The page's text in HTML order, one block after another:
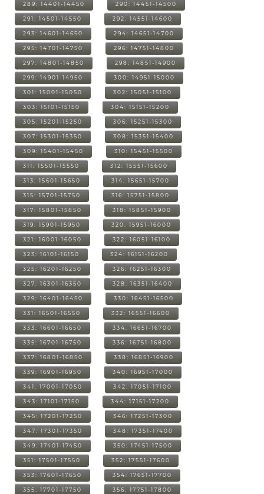
289: 14401-14450 290: 14451-14500
291: 14501-14550 292: 14551-14600
293: 14601-14650 294: 14651-14700
295: 14701-14750 296: 14751-14800
297: 14801-14850 298: 14851-14900
299: 14901-14950 300: 14951-15000
301: 15001-15050 302: 15051-15100
303: 15101-15150 304: 15151-15200
305: 15201-15250 306: 15251-15300
307: 15301-15350 308: 15351-15400
309: 15401-15450 310: 15451-15500
311: 15501-15550 312: 15551-15600
313: 15601-15650 314: 15651-15700
315: 15701-15750 316: 15751-15800
317: 15801-15850 318: 15851-15900
319: 15901-15950 320: 15951-16000
321: 16001-16050 322: 16051-16100
323: 16101-16150 324: 16151-16200
325: 16201-16250 326: 16251-16300
327: 16301-16350 328: 16351-16400
329: 16401-16450 330: 16451-16500
331: 16501-16550 332: 16551-16600
333: 16601-16650 334: 16651-16700
335: 16701-16750 336: 16751-16800
337: 16801-16850 338: 16851-16900
339: 16901-16950 340: 16951-17000
341: 17001-17050 342: 17051-17100
343: 17101-17150 344: 17151-17200
345: 17201-17250 346: 17251-17300
347: 17301-17350 348: 17351-17400
349: 17401-17450 350: 17451-17500
351: 17501-17550 352: 17551-17600
353: 17601-17650 354: 17651-17700
355: 17701-17750 356: 17751-17800